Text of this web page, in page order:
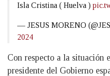
Isla Cristina ( Huelva )
— JESUS MORENO
2024
Con respecto a la situación
presidente del Gobierno